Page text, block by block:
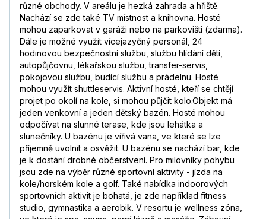
různé obchody. V areálu je hezká zahrada a hřiště.
Nachází se zde také TV místnost a knihovna. Hosté
mohou zaparkovat v garáži nebo na parkovišti (zdarma).
Dále je možné využít vícejazyčný personál, 24
hodinovou bezpečnostní službu, službu hlídání dětí,
autopůjčovnu, lékařskou službu, transfer-servis,
pokojovou službu, budící službu a prádelnu. Hosté
mohou využít shuttleservis. Aktivní hosté, kteří se chtějí
projet po okolí na kole, si mohou půjčit kolo.Objekt má
jeden venkovní a jeden dětský bazén. Hosté mohou
odpočívat na slunné terase, kde jsou lehátka a
slunečníky. U bazénu je vířivá vana, ve které se lze
příjemně uvolnit a osvěžit. U bazénu se nachází bar, kde
je k dostání drobné občerstvení. Pro milovníky pohybu
jsou zde na výběr různé sportovní aktivity - jízda na
kole/horském kole a golf. Také nabídka indoorových
sportovních aktivit je bohatá, je zde například fitness
studio, gymnastika a aerobik. V resortu je wellness zóna,